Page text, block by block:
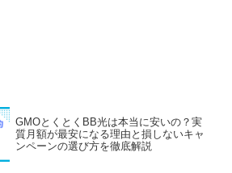
GMOとくとくBB光は本当に安いの？実
質月額が最安になる理由と損しないキャ
ンペーンの選び方を徹底解説